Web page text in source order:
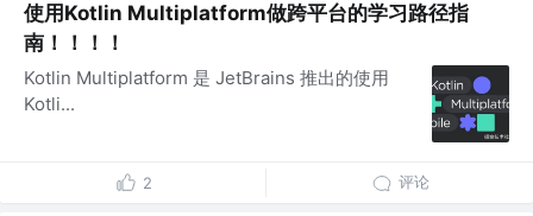
使用Kotlin Multiplatform做跨平台的学习路径指
南！！！！
Kotlin Multiplatform 是 JetBrains 推出的使用
Kotli...
2 评论